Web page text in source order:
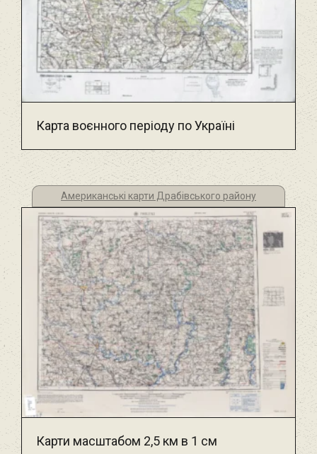
Карта воєнного періоду по Україні
Американські карти Драбівського району
Карти масштабом 2,5 км в 1 см